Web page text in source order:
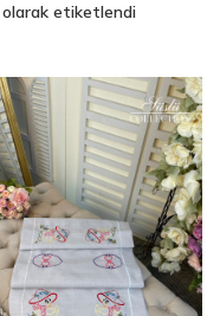
olarak etiketlendi